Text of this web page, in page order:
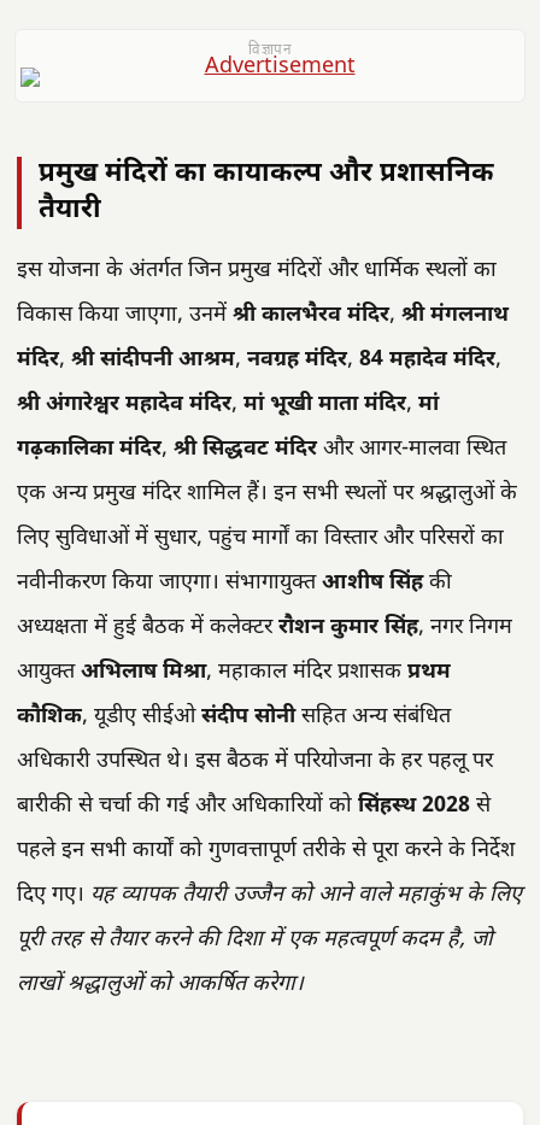
विज्ञापन
प्रमुख मंदिरों का कायाकल्प और प्रशासनिक
तैयारी
इस योजना के अंतर्गत जिन प्रमुख मंदिरों और धार्मिक स्थलों का
विकास किया जाएगा, उनमें श्री कालभैरव मंदिर, श्री मंगलनाथ
मंदिर, श्री सांदीपनी आश्रम, नवग्रह मंदिर, 84 महादेव मंदिर,
श्री अंगारेश्वर महादेव मंदिर, मां भूखी माता मंदिर, मां
गढ़कालिका मंदिर, श्री सिद्धवट मंदिरऔर आगर-मालवा स्थित
एक अन्य प्रमुख मंदिर शामिल हैं। इन सभी स्थलों पर श्रद्धालुओं के
लिए सुविधाओं में सुधार, पहुंच मार्गों का विस्तार और परिसरों का
नवीनीकरण किया जाएगा। संभागायुक्तआशीष सिंहकी
अध्यक्षता में हुई बैठक में कलेक्टररौशन कुमार सिंह, नगर निगम
आयुक्तअभिलाष मिश्रा, महाकाल मंदिर प्रशासक प्रथम
कौशिक, यूडीए सीईओसंदीप सोनीसहित अन्य संबंधित
अधिकारी उपस्थित थे। इस बैठक में परियोजना के हर पहलू पर
बारीकी से चर्चा की गई और अधिकारियों को सिंहस्थ 2028 से
पहले इन सभी कार्यों को गुणवत्तापूर्ण तरीके से पूरा करने के निर्देश
दिए गए। यह व्यापक तैयारी उज्जैन को आने वाले महाकुंभ के लिए
पूरी तरह से तैयार करने की दिशा में एक महत्वपूर्ण कदम है, जो
लाखों श्रद्धालुओं को आकर्षित करेगा।